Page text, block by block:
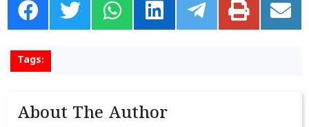
Tags:
About The Author